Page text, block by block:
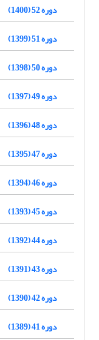
دوره 52 (1400)
دوره 51 (1399)
دوره 50 (1398)
دوره 49 (1397)
دوره 48 (1396)
دوره 47 (1395)
دوره 46 (1394)
دوره 45 (1393)
دوره 44 (1392)
دوره 43 (1391)
دوره 42 (1390)
دوره 41 (1389)